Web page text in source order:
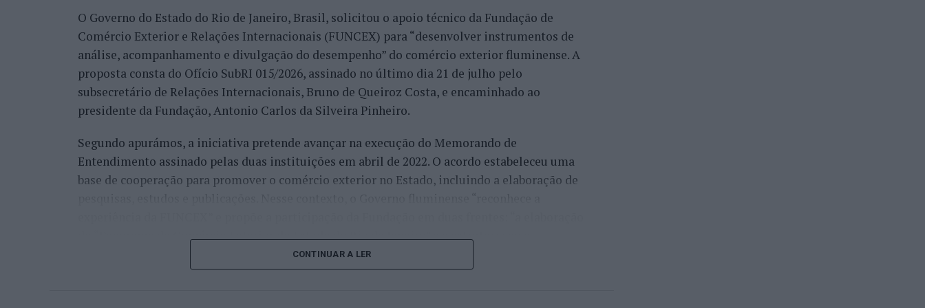
venda do imóvel deles, para comprar um imóvel, para um desenvolvimento turístico”,
revelou.
A procura internacional e a transformação da habitação impulsionam o
“crescimento da região”
Além da procura nacional, António Carlos frisa que o mercado imobiliário da Beira Interior
está também a captar investidores estrangeiros, “nomeadamente do Brasil, França, Israel e
espanhóis”.
destinos mais procurados da Europa e do mundo”.
O Governo do Estado do Rio de Janeiro, Brasil, solicitou o apoio técnico da Fundação de
Comércio Exterior e Relações Internacionais (FUNCEX) para “desenvolver instrumentos de
análise, acompanhamento e divulgação do desempenho” do comércio exterior fluminense. A
proposta consta do Ofício SubRI 015/2026, assinado no último dia 21 de julho pelo
subsecretário de Relações Internacionais, Bruno de Queiroz Costa, e encaminhado ao
presidente da Fundação, Antonio Carlos da Silveira Pinheiro.
Segundo apurámos, a iniciativa pretende avançar na execução do Memorando de
Entendimento assinado pelas duas instituições em abril de 2022. O acordo estabeleceu uma
base de cooperação para promover o comércio exterior no Estado, incluindo a elaboração de
do “Panorama de Comércio Exterior do Estado do Rio de Janeiro” e a estruturação e
certificação dos conteúdos de um Dashboard de Comércio Exterior”.
CONTINUAR A LER